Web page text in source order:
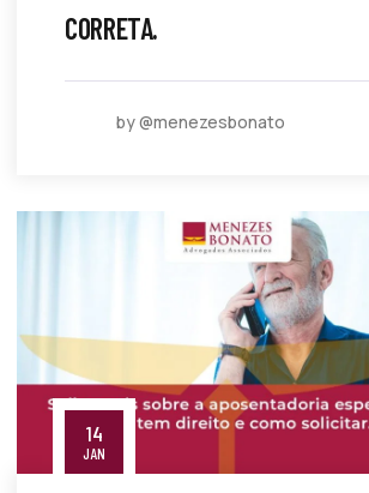
CORRETA.
by @menezesbonato
14
JAN